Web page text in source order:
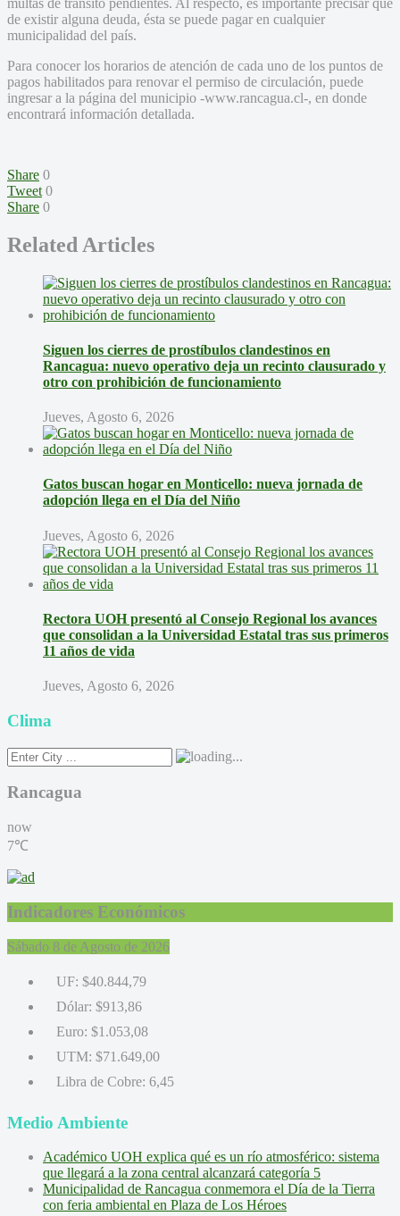
de existir alguna deuda, ésta se puede pagar en cualquier
municipalidad del país.
Para conocer los horarios de atención de cada uno de los puntos de
pagos habilitados para renovar el permiso de circulación, puede
ingresar a la página del municipio -www.rancagua.cl-, en donde
encontrará información detallada.
Share 0
Tweet 0
Share 0
Related Articles
Siguen los cierres de prostíbulos clandestinos en
Rancagua: nuevo operativo deja un recinto clausurado y
otro con prohibición de funcionamiento
Jueves, Agosto 6, 2026
Gatos buscan hogar en Monticello: nueva jornada de
adopción llega en el Día del Niño
Jueves, Agosto 6, 2026
Rectora UOH presentó al Consejo Regional los avances
que consolidan a la Universidad Estatal tras sus primeros
11 años de vida
Jueves, Agosto 6, 2026
Clima
Rancagua
now
7℃
Indicadores Económicos
Sábado 8 de Agosto de 2026
UF: $40.844,79
Dólar: $913,86
Euro: $1.053,08
UTM: $71.649,00
Libra de Cobre: 6,45
Medio Ambiente
Académico UOH explica qué es un río atmosférico: sistema
que llegará a la zona central alcanzará categoría 5
Municipalidad de Rancagua conmemora el Día de la Tierra
con feria ambiental en Plaza de Los Héroes